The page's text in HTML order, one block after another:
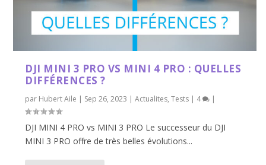
DJI MINI 3 PRO VS MINI 4 PRO : QUELLES
DIFFÉRENCES ?
par Hubert Aile | Sep 26, 2023 |Actualites,Tests | 4 |
DJI MINI 4 PRO vs MINI 3 PRO Le successeur du DJI
MINI 3 PRO offre de très belles évolutions...